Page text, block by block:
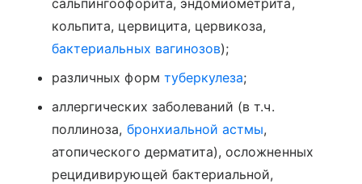
сальпингоофорита, эндомиометрита,
кольпита, цервицита, цервикоза,
бактериальных вагинозов);
различных форм туберкулеза;
аллергических заболеваний (в т.ч.
поллиноза, бронхиальной астмы,
атопического дерматита), осложненных
рецидивирующей бактериальной,